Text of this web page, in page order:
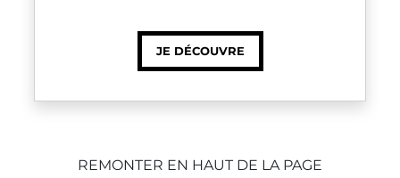
JE DÉCOUVRE
REMONTER EN HAUT DE LA PAGE